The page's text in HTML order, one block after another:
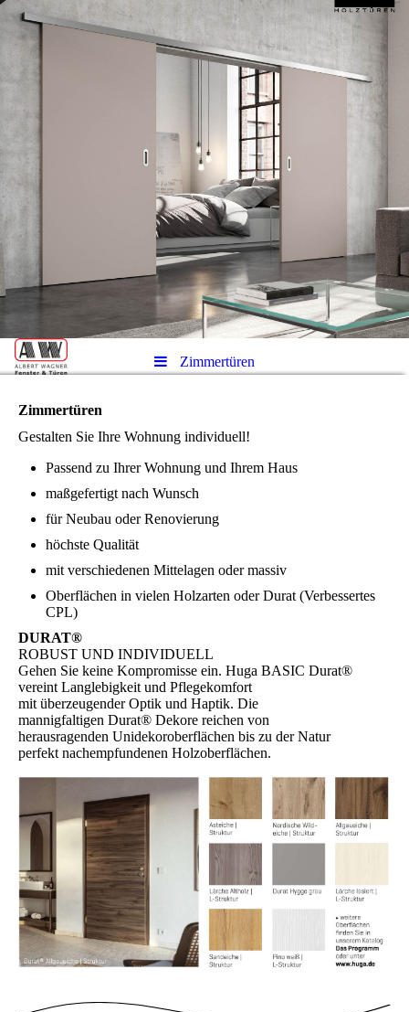
Zimmertüren
Zimmertüren
Gestalten Sie Ihre Wohnung individuell!
Passend zu Ihrer Wohnung und Ihrem Haus
maßgefertigt nach Wunsch
für Neubau oder Renovierung
höchste Qualität
mit verschiedenen Mittelagen oder massiv
Oberflächen in vielen Holzarten oder Durat (Verbessertes
CPL)
DURAT®
ROBUST UND INDIVIDUELL
Gehen Sie keine Kompromisse ein. Huga BASIC Durat®
vereint Langlebigkeit und Pflegekomfort
mit überzeugender Optik und Haptik. Die
mannigfaltigen Durat® Dekore reichen von
herausragenden Unidekoroberflächen bis zu der Natur
perfekt nachempfundenen Holzoberflächen.